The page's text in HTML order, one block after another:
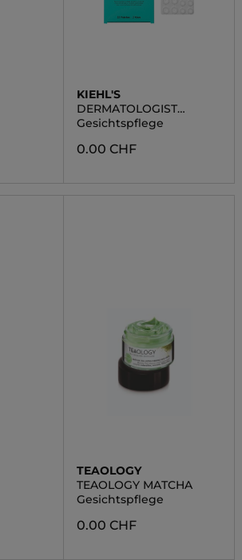
KIEHL'S
DERMATOLOGIST
SOLUTIONS SKIN C
Gesichtspflege
0.00 CHF
TEAOLOGY
TEAOLOGY MATCHA
Gesichtspflege
0.00 CHF